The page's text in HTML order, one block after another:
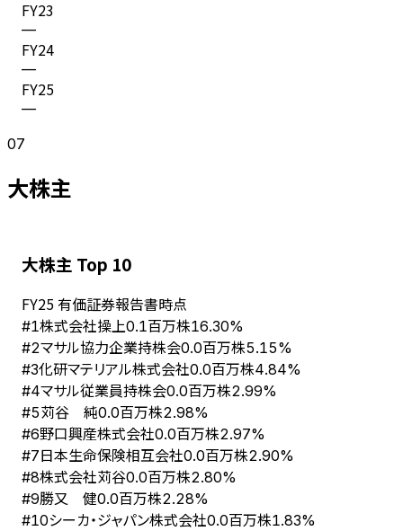
FY23
—
FY24
—
FY25
—
07
大株主
大株主 Top 10
FY25 有価証券報告書時点
#1株式会社操上0.1百万株16.30%
#2マサル協力企業持株会0.0百万株5.15%
#3化研マテリアル株式会社0.0百万株4.84%
#4マサル従業員持株会0.0百万株2.99%
#5苅谷 純0.0百万株2.98%
#6野口興産株式会社0.0百万株2.97%
#7日本生命保険相互会社0.0百万株2.90%
#8株式会社苅谷0.0百万株2.80%
#9勝又 健0.0百万株2.28%
#10シーカ・ジャパン株式会社0.0百万株1.83%